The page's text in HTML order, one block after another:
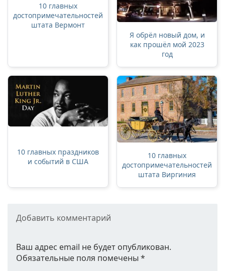
10 главных
достопримечательностей
штата Вермонт
Я обрёл новый дом, и
как прошёл мой 2023
год
10 главных праздников
и событий в США
10 главных
достопримечательностей
штата Виргиния
Добавить комментарий
Ваш адрес email не будет опубликован.
Обязательные поля помечены *